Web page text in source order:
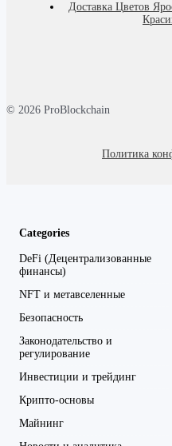
Доставка Цветов
© 2026 ProBlockchain
Политика
Categories
DeFi (Децентрализованные
финансы)
NFT и метавселенные
Безопасность
Законодательство и
регулирование
Инвестиции и трейдинг
Крипто-основы
Майнинг